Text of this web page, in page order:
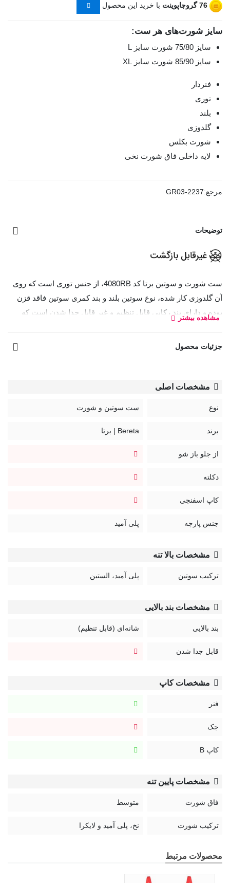
76گروچاپوینت با خرید این محصول
سایز شورت‌های هر ست:
سایز 75/80 شورت سایز L
سایز 85/90 شورت سایز XL
فنردار
توری
بلند
گلدوزی
شورت بکلس
لایه داخلی فاق شورت نخی
مرجع:GR03-2237
توضیحات
ست شورت و سوتین برتا کد 4080RB، از جنس توری است که روی
آن گلدوزی کار شده، نوع سوتین بلند و بند کمری سوتین فاقد قزن
بوده و دارای بند رکابی قابل تنظیم و غیر قابل جدا شدن است که
قسمت داخلی فاق آن نخی است.
کد:
مشاهده بیشتر
جزئیات محصول
مشخصات اصلی
نوع ست سوتین و شورت
برند Bereta | برتا
از جلو باز شو
دکلته
کاپ اسفنجی
جنس پارچه پلی آمید
مشخصات بالا تنه
ترکیب سوتین پلی آمید، الستین
مشخصات بند بالایی
بند بالایی شانه‌ای (قابل تنظیم)
قابل جدا شدن
مشخصات کاپ
فنر
جک
کاپ B
مشخصات پایین تنه
فاق شورت متوسط
ترکیب شورت نخ، پلی آمید و لایکرا
محصولات مرتبط